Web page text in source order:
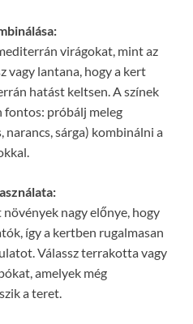
virágokat, mint az
vagy lantana, hogy a kert
hatást keltsen. A színek
fontos: próbálj meleg
sárga) kombinálni a
nagy előnye, hogy
így a kertben rugalmasan
Válassz terrakotta vagy
amelyek még
a teret.